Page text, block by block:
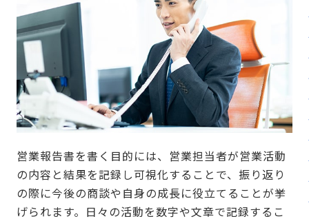
営業報告書を書く目的には、営業担当者が営業活動
の内容と結果を記録し可視化することで、振り返り
の際に今後の商談や自身の成長に役立てることが挙
げられます。日々の活動を数字や文章で記録するこ